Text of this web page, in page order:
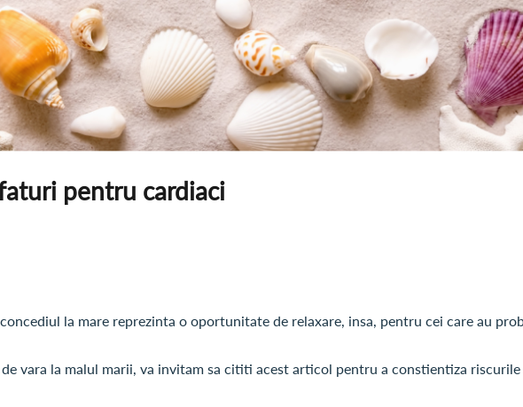
pentru cardiaci
la mare reprezinta o oportunitate de relaxare, insa, pentru cei care au
vara la malul marii, va invitam sa cititi acest articol pentru a constientiza